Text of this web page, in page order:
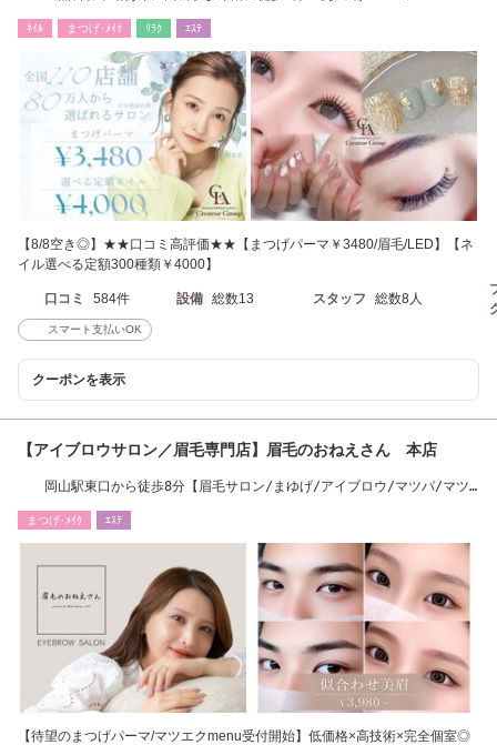
ﾈｲﾙ まつげ･ﾒｲｸ ﾘﾗｸ ｴｽﾃ
【8/8空き◎】★★口コミ高評価★★【まつげパーマ￥3480/眉毛/LED】【ネ
イル選べる定額300種類￥4000】
口コミ 584件 設備 総数13 スタッフ 総数8人
スマート支払いOK
クーポンを表示
【アイブロウサロン／眉毛専門店】眉毛のおねえさん 本店
岡山駅東口から徒歩8分【眉毛サロン/まゆげ/アイブロウ/マツパ/マツ
まつげ･ﾒｲｸ ｴｽﾃ
【待望のまつげパーマ/マツエクmenu受付開始】低価格×高技術×完全個室◎